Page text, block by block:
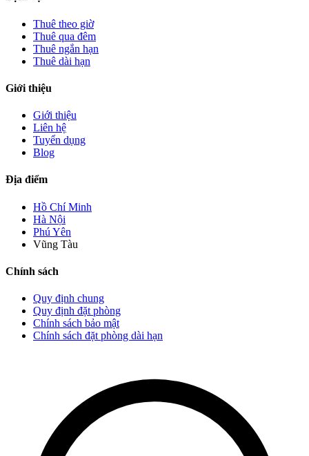
Thuê theo giờ
Thuê qua đêm
Thuê ngắn hạn
Thuê dài hạn
Giới thiệu
Giới thiệu
Liên hệ
Tuyển dụng
Blog
Địa điểm
Hồ Chí Minh
Hà Nội
Phú Yên
Vũng Tàu
Chính sách
Quy định chung
Quy định đặt phòng
Chính sách bảo mật
Chính sách đặt phòng dài hạn